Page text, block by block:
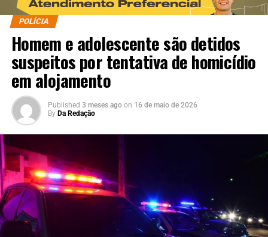
POLÍCIA
Homem e adolescente são detidos
suspeitos por tentativa de homicídio
em alojamento
Published 3 meses ago on 16 de maio de 2026
By Da Redação